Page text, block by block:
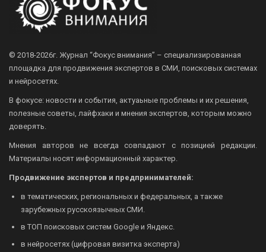
© 2018-2026г. Журнал “Фокус внимания” – специализированная
площадка для продвижения экспертов в СМИ, поисковых системах
и нейросетях.
В фокусе: новости и события, актуаьные проблемы и их решения,
полезные советы, лайфхаки и мнения экспертов, которым можно
доверять.
Мнения авторов не всегда совпадают с позицией редакции.
Материалы носят информационный характер.
Продвижение экспертов и предпринимателей:
в тематических, региональных и федеральных, а также
зарубежных русскоязычных СМИ.
в ТОП поисковых систем Google и Яндекс.
в нейросетях (цифровая визитка эксперта)